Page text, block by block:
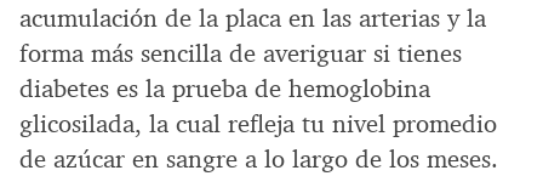
acumulación de la placa en las arterias y la
forma más sencilla de averiguar si tienes
diabetes es la prueba de hemoglobina
glicosilada, la cual refleja tu nivel promedio
de azúcar en sangre a lo largo de los meses.